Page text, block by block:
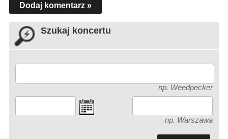
Dodaj komentarz »
Szukaj koncertu
np. Weedpecker
np. Warszawa